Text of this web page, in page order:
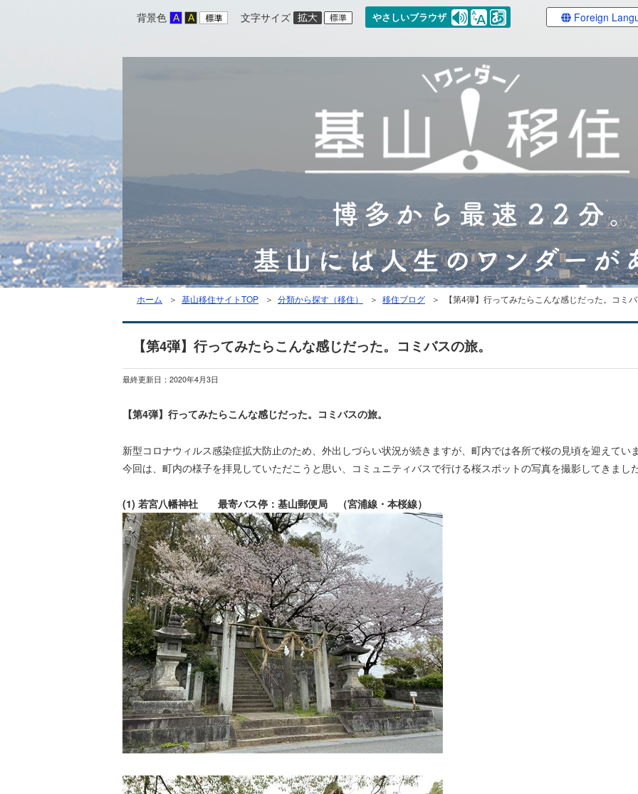
背景色 文字サイズ やさしいブラウザ Foreign
ホーム ＞ 基山移住サイトTOP ＞ 分類から探す（移住） ＞ 移住ブログ ＞ 【第4弾】行ってみたらこんな感じだった。コミバ
【第4弾】行ってみたらこんな感じだった。コミバスの旅。
最終更新日： 2020年4月3日
【第4弾】行ってみたらこんな感じだった。コミバスの旅。
新型コロナウィルス感染症拡大防止のため、外出しづらい状況が続きますが、町内では各所で桜の見頃を迎えていま
今回は、町内の様子を拝見していただこうと思い、コミュニティバスで行ける桜スポットの写真を撮影してきまし
(1) 若宮八幡神社 最寄バス停：基山郵便局 （宮浦線・本桜線）